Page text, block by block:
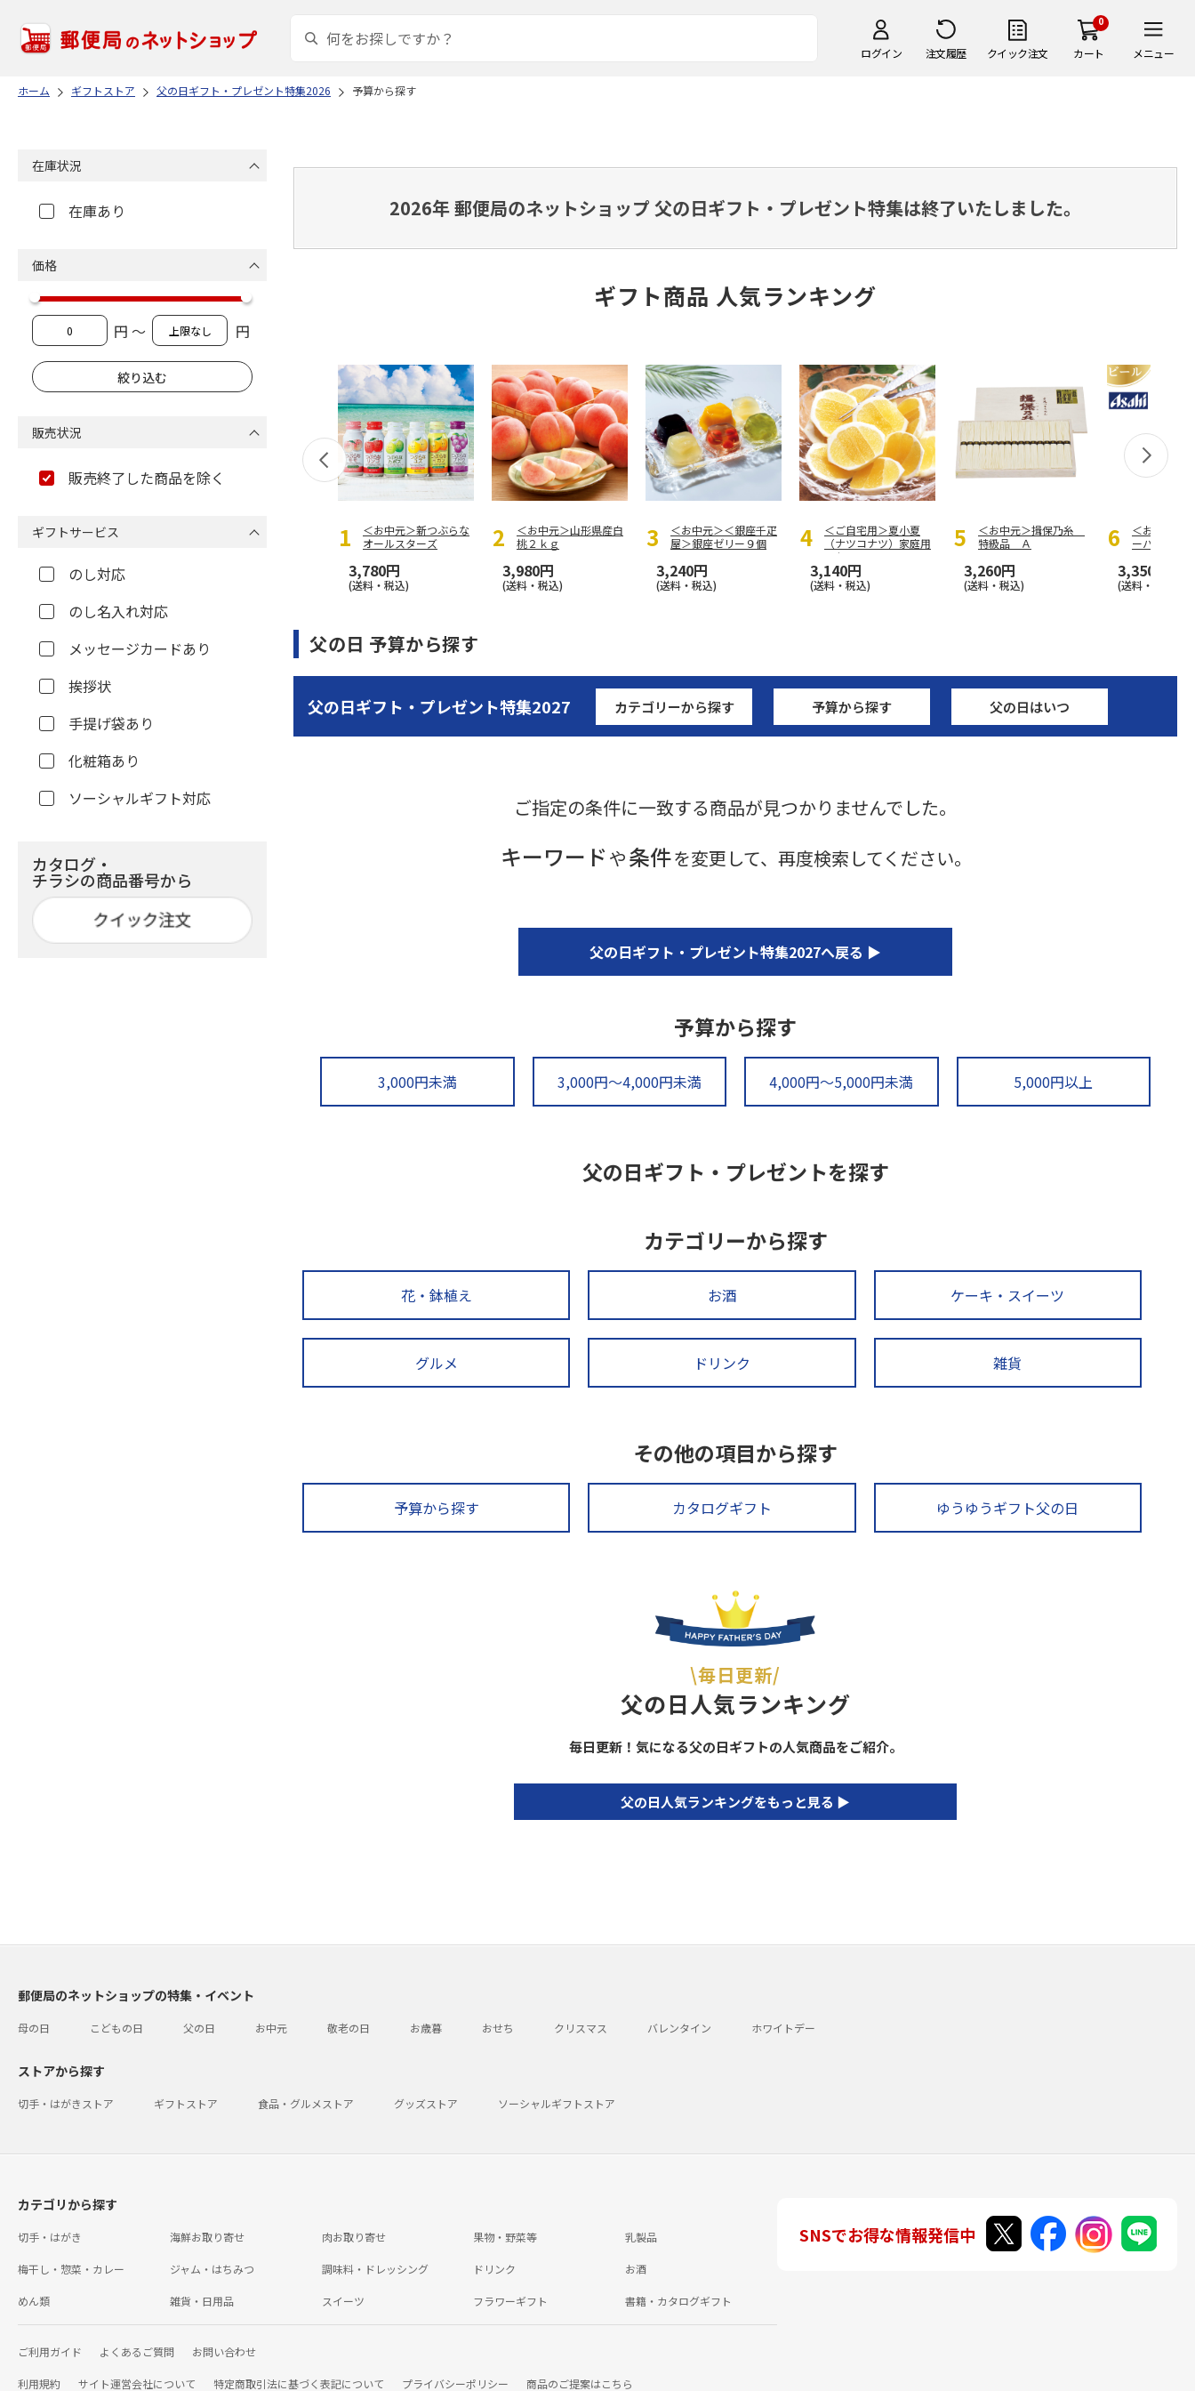
ログイン 注文履歴 クイック注文
0
カート メニュー
ホーム ギフトストア 父の日ギフト・プレゼント特集2026 予算から探す
2026年 郵便局のネットショップ 父の日ギフト・プレゼント特集は終了いたしました。
ギフト商品 人気ランキング
＜お中元＞新つぶらな
オールスターズ
3,780円
(送料・税込)
＜お中元＞山形県産白
桃２ｋｇ
3,980円
(送料・税込)
＜お中元＞＜銀座千疋
屋＞銀座ゼリー９個
3,240円
(送料・税込)
＜ご自宅用＞夏小夏
（ナツコナツ）家庭用
３ｋｇ
3,140円
(送料・税込)
＜お中元＞揖保乃糸
特級品 Ａ
3,260円
(送料・税込)
＜お中元＞
ーパードラ
3,350円
(送料・税込)
父の日 予算から探す
父の日ギフト・プレゼント特集2027 カテゴリーから探す 予算から探す 父の日はいつ
ご指定の条件に一致する商品が見つかりませんでした。
キーワードや条件を変更して、再度検索してください。
父の日ギフト・プレゼント特集2027へ戻る ▶
予算から探す
3,000円未満 3,000円～4,000円未満 4,000円～5,000円未満 5,000円以上
父の日ギフト・プレゼントを探す
カテゴリーから探す
花・鉢植え お酒 ケーキ・スイーツ
グルメ ドリンク 雑貨
その他の項目から探す
予算から探す カタログギフト ゆうゆうギフト父の日
\毎日更新/
父の日人気ランキング
毎日更新！気になる父の日ギフトの人気商品をご紹介。
父の日人気ランキングをもっと見る ▶
在庫状況
在庫あり
価格
円 ～ 円
販売状況
販売終了した商品を除く
ギフトサービス
のし対応
のし名入れ対応
メッセージカードあり
挨拶状
手提げ袋あり
化粧箱あり
ソーシャルギフト対応
カタログ・
チラシの商品番号から
郵便局のネットショップの特集・イベント
母の日 こどもの日 父の日 お中元 敬老の日 お歳暮 おせち クリスマス バレンタイン ホワイトデー
ストアから探す
切手・はがきストア ギフトストア 食品・グルメストア グッズストア ソーシャルギフトストア
カテゴリから探す
切手・はがき 海鮮お取り寄せ 肉お取り寄せ 果物・野菜等 乳製品
梅干し・惣菜・カレー ジャム・はちみつ 調味料・ドレッシング ドリンク お酒
めん類 雑貨・日用品 スイーツ フラワーギフト 書籍・カタログギフト
ご利用ガイド よくあるご質問 お問い合わせ
利用規約 サイト運営会社について 特定商取引法に基づく表記について プライバシーポリシー 商品のご提案はこちら
SNSでお得な情報発信中